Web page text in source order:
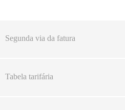
Segunda via da fatura
Tabela tarifária